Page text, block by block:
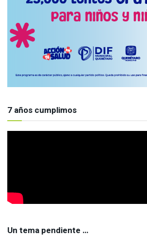
7 años cumplimos
Un tema pendiente …